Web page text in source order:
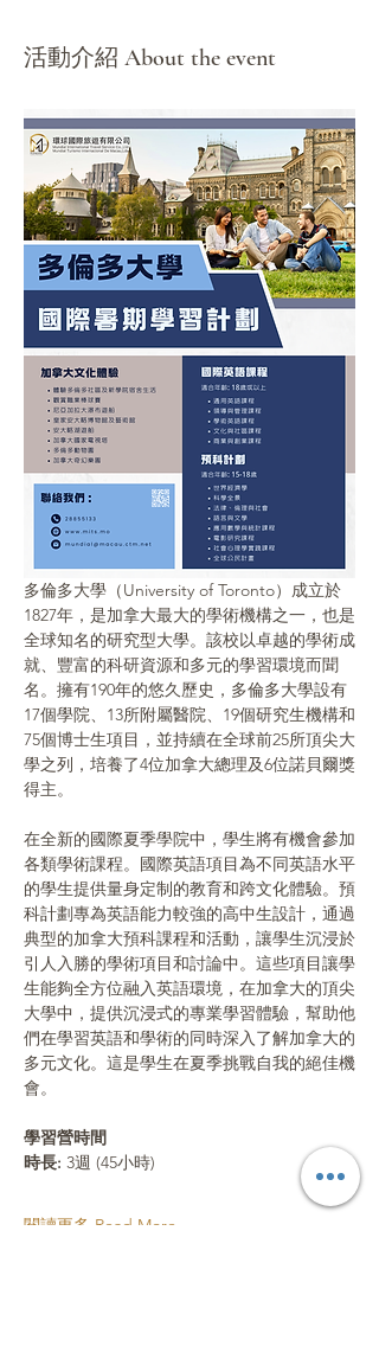
活動介紹 About the event
多倫多大學（University of Toronto）成立於
1827年，是加拿大最大的學術機構之一，也是
全球知名的研究型大學。該校以卓越的學術成
就、豐富的科研資源和多元的學習環境而聞
名。擁有190年的悠久歷史，多倫多大學設有
17個學院、13所附屬醫院、19個研究生機構和
75個博士生項目，並持續在全球前25所頂尖大
學之列，培養了4位加拿大總理及6位諾貝爾獎
得主。
在全新的國際夏季學院中，學生將有機會參加
各類學術課程。國際英語項目為不同英語水平
的學生提供量身定制的教育和跨文化體驗。預
科計劃專為英語能力較強的高中生設計，通過
典型的加拿大預科課程和活動，讓學生沉浸於
引人入勝的學術項目和討論中。這些項目讓學
生能夠全方位融入英語環境，在加拿大的頂尖
大學中，提供沉浸式的專業學習體驗，幫助他
們在學習英語和學術的同時深入了解加拿大的
多元文化。這是學生在夏季挑戰自我的絕佳機
會。
學習營時間
時長: 3週 (45小時)
閱讀更多 Read More